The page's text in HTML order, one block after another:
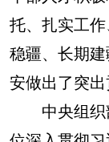
托、扎实工
稳疆、长期
安做出了突出
中央组织